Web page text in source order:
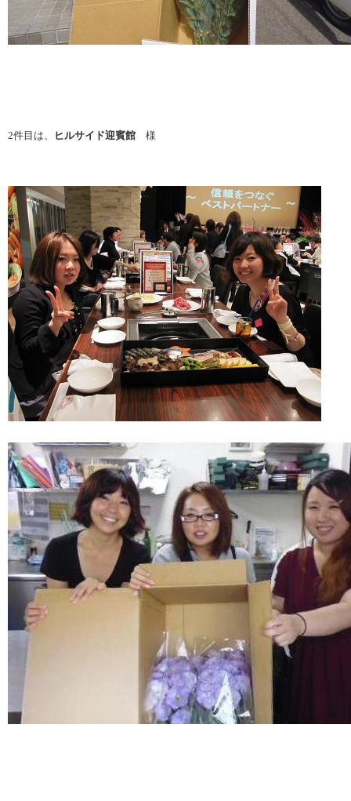
2件目は、 ヒルサイド迎賓館 様